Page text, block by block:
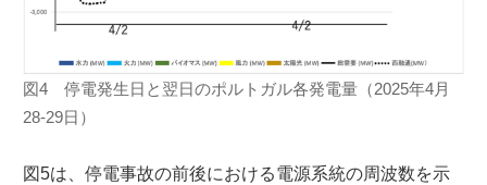
図4 停電発生日と翌日のポルトガル各発電量（2025年4月
28-29日）
図5は、停電事故の前後における電源系統の周波数を示